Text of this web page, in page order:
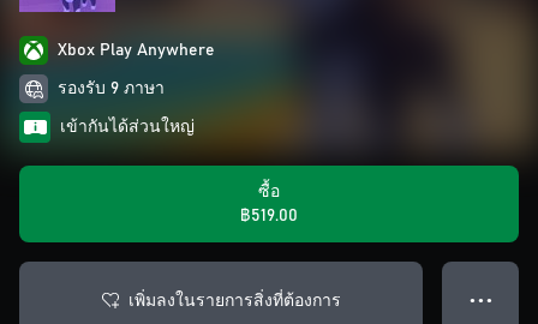
Xbox Play Anywhere
รองรับ 9 ภาษา
เข้ากันได้ส่วนใหญ่
ซื้อ
฿519.00
เพิ่มลงในรายการสิ่งที่ต้องการ ● ● ●